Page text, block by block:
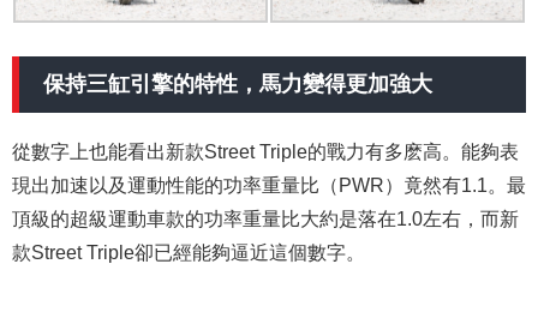
保持三缸引擎的特性，馬力變得更加強大
從數字上也能看出新款Street Triple的戰力有多麽高。能夠表
現出加速以及運動性能的功率重量比（PWR）竟然有1.1。最
頂級的超級運動車款的功率重量比大約是落在1.0左右，而新
款Street Triple卻已經能夠逼近這個數字。